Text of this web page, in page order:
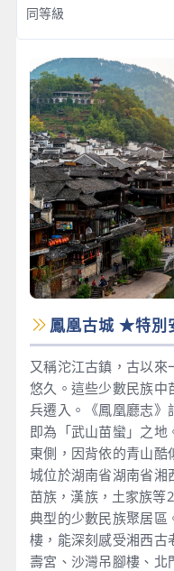
同等級
鳳凰古城 ★特別
又稱沱江古鎮，古以來
悠久。這些少數民族中
兵遷入。《鳳凰廳志》
即為「武山苗蠻」之地
東側，因背依的青山
城位於湖南省湖南省湘
苗族，漢族，土家族等
典型的少數民族聚居區
樓，能深刻感受湘西古
壽宮、沙灣吊腳樓、北